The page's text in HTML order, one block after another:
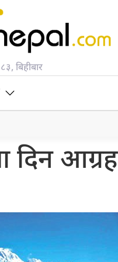
बिहीबार
दिन आग्रह